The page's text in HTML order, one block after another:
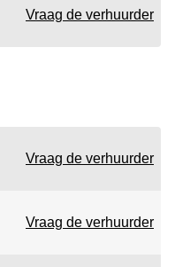
Vraag de verhuurder
Vraag de verhuurder
Vraag de verhuurder